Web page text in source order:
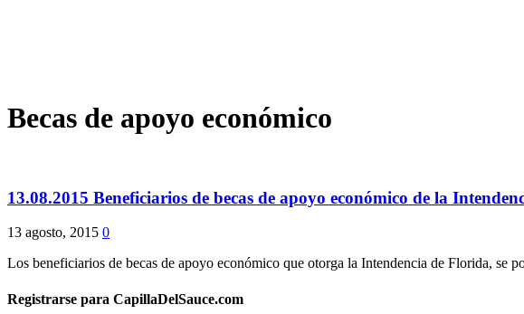
Becas de apoyo económico
13.08.2015 Beneficiarios de becas de apoyo económico de la
13 agosto, 2015 0
Los beneficiarios de becas de apoyo económico que otorga la Intendencia de Florida, se
Registrarse para CapillaDelSauce.com